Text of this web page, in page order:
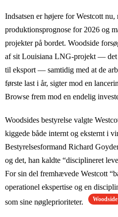
Indsatsen er højere for Westcott nu,
produktionsprognose for 2026 og
projekter på bordet. Woodside
af sit Louisiana LNG-projekt — det
til eksport — samtidig med at de
første last i år, sigter mod en
Browse frem mod en endelig
Woodsides bestyrelse valgte
kiggede både internt og eksternt i
Bestyrelsesformand Richard
og det, han kaldte “disciplineret
For sin del fremhævede Westcott
operationel ekspertise og en
som sine nøgleprioriteter.
Woodside